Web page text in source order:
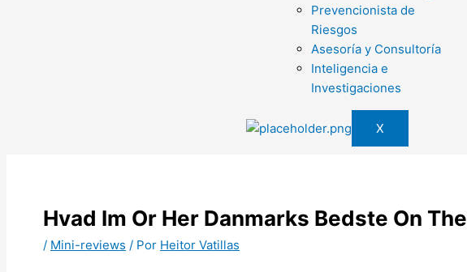
Prevencionista de
Riesgos
Asesoría y Consultoría
Inteligencia e
Investigaciones
X
Hvad Im Or Her Danmarks Bedste On
/ Mini-reviews / Por Heitor Vatillas